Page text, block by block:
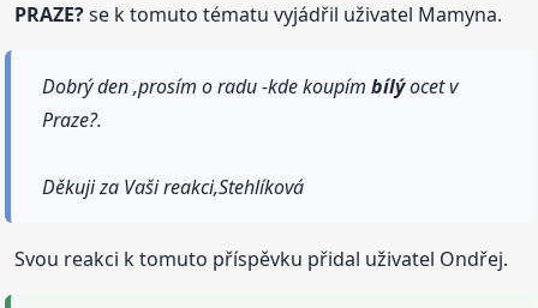
PRAZE?se k tomuto tématu vyjádřil uživatel Mamyna.
Dobrý den ,prosím o radu -kde koupímbílýocet v
Praze?.
Děkuji za Vaši reakci,Stehlíková
Svou reakci k tomuto příspěvku přidal uživatel Ondřej.